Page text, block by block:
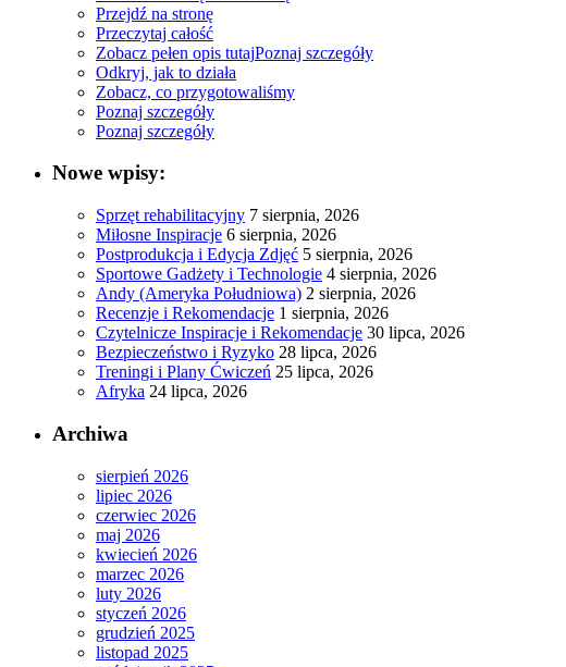
Przejdź na stronę
Przeczytaj całość
Zobacz pełen opis tutajPoznaj szczegóły
Odkryj, jak to działa
Zobacz, co przygotowaliśmy
Poznaj szczegóły
Poznaj szczegóły
Nowe wpisy:
Sprzęt rehabilitacyjny 7 sierpnia, 2026
Miłosne Inspiracje 6 sierpnia, 2026
Postprodukcja i Edycja Zdjęć 5 sierpnia, 2026
Sportowe Gadżety i Technologie 4 sierpnia, 2026
Andy (Ameryka Południowa) 2 sierpnia, 2026
Recenzje i Rekomendacje 1 sierpnia, 2026
Czytelnicze Inspiracje i Rekomendacje 30 lipca, 2026
Bezpieczeństwo i Ryzyko 28 lipca, 2026
Treningi i Plany Ćwiczeń 25 lipca, 2026
Afryka 24 lipca, 2026
Archiwa
sierpień 2026
lipiec 2026
czerwiec 2026
maj 2026
kwiecień 2026
marzec 2026
luty 2026
styczeń 2026
grudzień 2025
listopad 2025